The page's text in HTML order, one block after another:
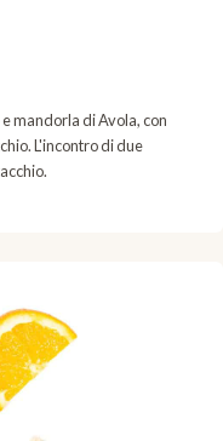
mandorla di Avola, con
L'incontro di due